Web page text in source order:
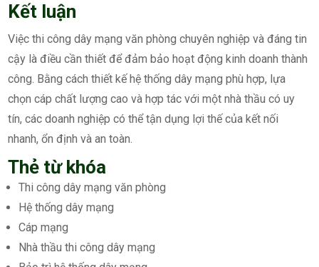
Kết luận
Việc thi công dây mạng văn phòng chuyên nghiệp và đáng tin
cậy là điều cần thiết để đảm bảo hoạt động kinh doanh thành
công. Bằng cách thiết kế hệ thống dây mạng phù hợp, lựa
chọn cáp chất lượng cao và hợp tác với một nhà thầu có uy
tín, các doanh nghiệp có thể tận dụng lợi thế của kết nối
nhanh, ổn định và an toàn.
Thẻ từ khóa
Thi công dây mạng văn phòng
Hệ thống dây mạng
Cáp mạng
Nhà thầu thi công dây mạng